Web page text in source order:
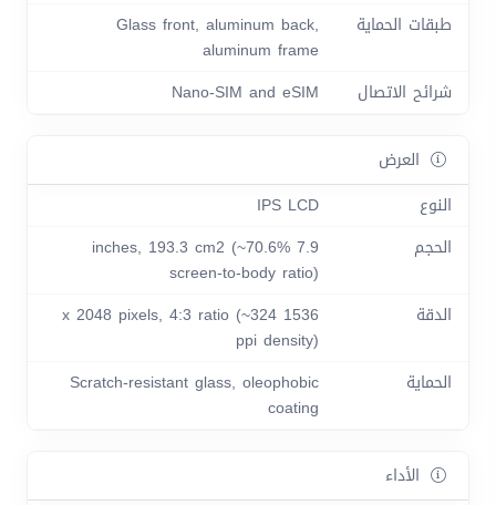
طبقات الحماية
Glass front, aluminum back,
aluminum frame
شرائح الاتصال
Nano-SIM and eSIM
العرض
النوع
IPS LCD
الحجم
7.9 inches, 193.3 cm2 (~70.6%
screen-to-body ratio)
الدقة
1536 x 2048 pixels, 4:3 ratio (~324
ppi density)
الحماية
Scratch-resistant glass, oleophobic
coating
الأداء